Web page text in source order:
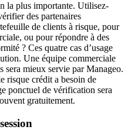
la plus importante. Utilisez-
des partenaires
de clients à risque, pour
ou pour répondre à des
? Ces quatre cas d’usage
Une équipe commerciale
sera mieux servie par Manageo.
risque crédit a besoin de
ponctuel de vérification sera
gratuitement.